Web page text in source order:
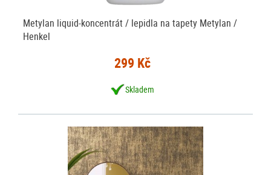
Metylan liquid-koncentrát / lepidla na tapety Metylan /
Henkel
299 Kč
Skladem